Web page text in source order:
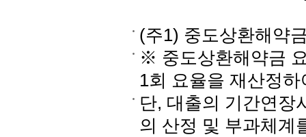
(주1) 중도상환해약
※ 중도상환해약금
1회 요율을 재산정
단, 대출의 기간연장
의 산정 및 부과체계